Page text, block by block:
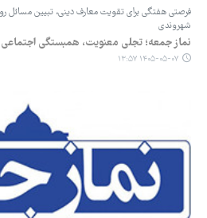
فرصتی هفتگی برای تقویت معارف دینی، تبیین
شهروندی
نماز جمعه؛ تجلی معنویت، همبستگی
۱۴۰۵-۰۵-۰۷ ۱۳:۵۷